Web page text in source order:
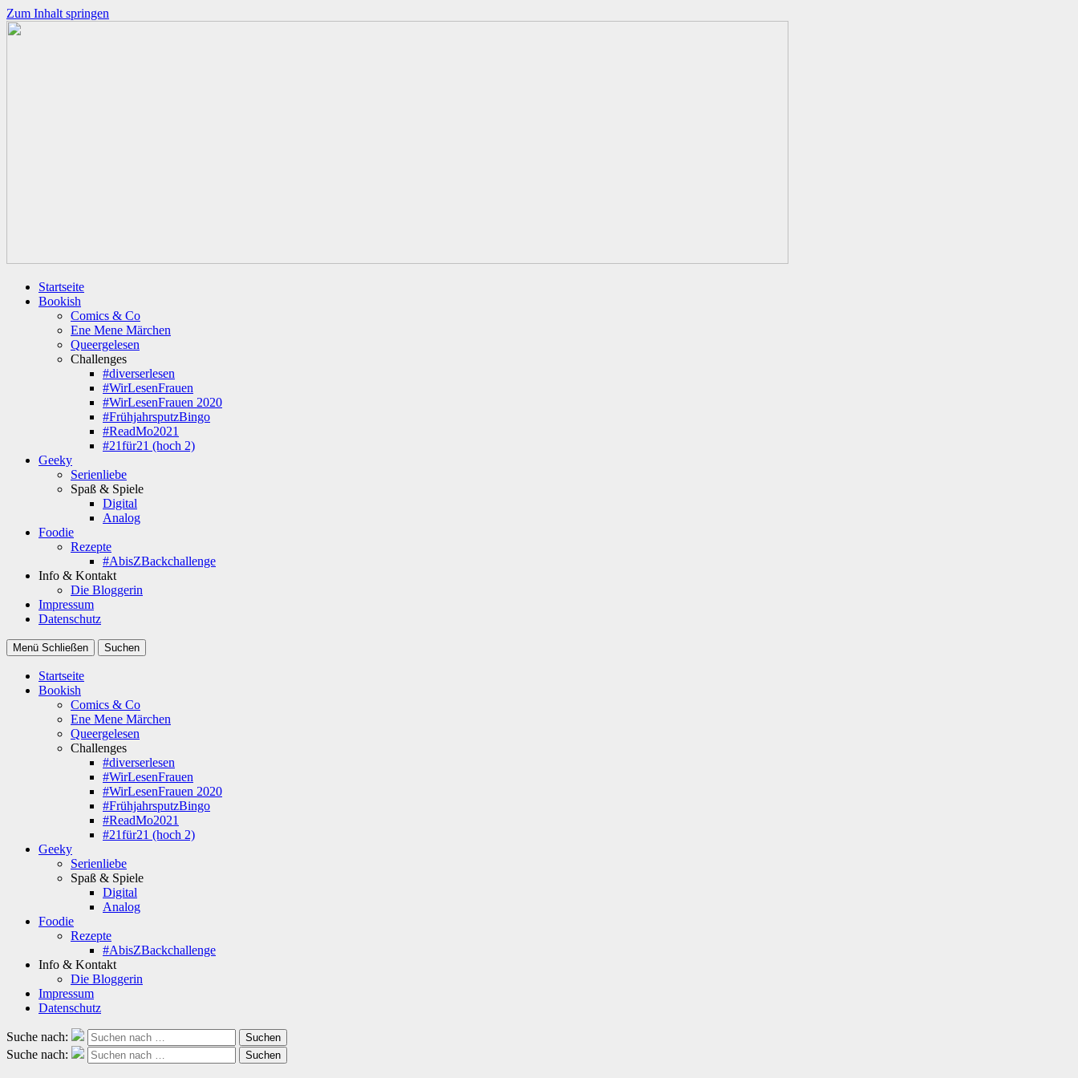
Zum Inhalt springen
Startseite
Bookish
Comics & Co
Ene Mene Märchen
Queergelesen
Challenges
#diverserlesen
#WirLesenFrauen
#WirLesenFrauen 2020
#FrühjahrsputzBingo
#ReadMo2021
#21für21 (hoch 2)
Geeky
Serienliebe
Spaß & Spiele
Digital
Analog
Foodie
Rezepte
#AbisZBackchallenge
Info & Kontakt
Die Bloggerin
Impressum
Datenschutz
Menü Schließen Suchen
Startseite
Bookish
Comics & Co
Ene Mene Märchen
Queergelesen
Challenges
#diverserlesen
#WirLesenFrauen
#WirLesenFrauen 2020
#FrühjahrsputzBingo
#ReadMo2021
#21für21 (hoch 2)
Geeky
Serienliebe
Spaß & Spiele
Digital
Analog
Foodie
Rezepte
#AbisZBackchallenge
Info & Kontakt
Die Bloggerin
Impressum
Datenschutz
Suche nach: Suchen
Suche nach: Suchen